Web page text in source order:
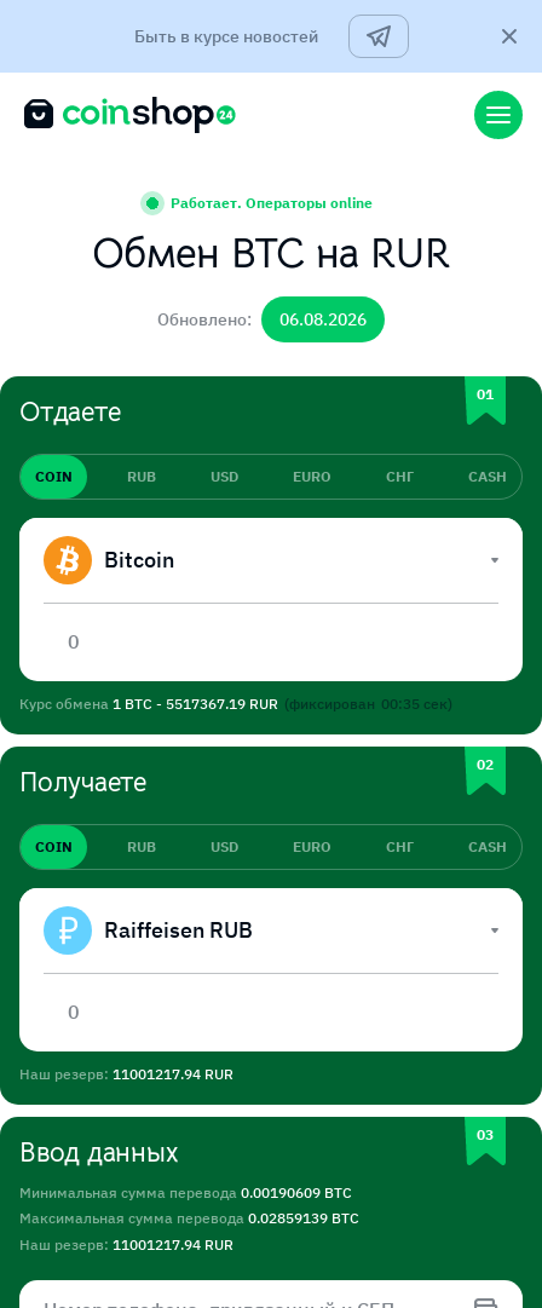
Быть в курсе новостей
Работает. Операторы online
Обмен BTC на RUR
Обновлено: 06.08.2026
Отдаете
COIN RUB USD EURO СНГ CASH
Bitcoin
Курс обмена 1 BTC - 5517367.19 RUR (фиксирован 00:35 сек)
Получаете
COIN RUB USD EURO СНГ CASH
Raiffeisen RUB
Наш резерв: 11001217.94 RUR
Ввод данных
Минимальная сумма перевода 0.00190609 BTC
Максимальная сумма перевода 0.02859139 BTC
Наш резерв: 11001217.94 RUR